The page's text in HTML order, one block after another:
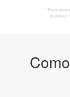
*
qualquer